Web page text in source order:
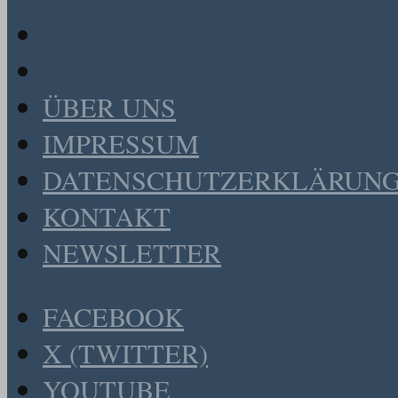
ÜBER UNS
IMPRESSUM
KONTAKT
NEWSLETTER
FACEBOOK
X (TWITTER)
YOUTUBE